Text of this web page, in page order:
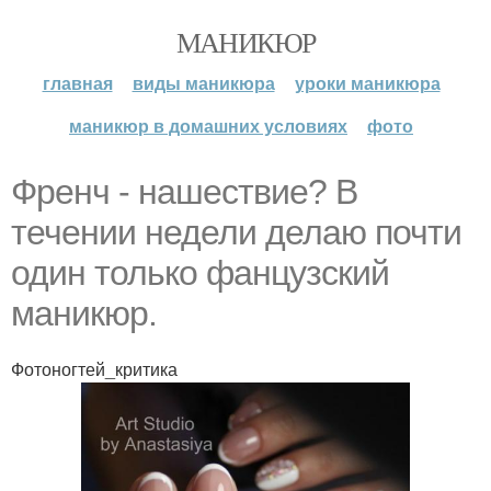
МАНИКЮР
главная виды маникюра
уроки маникюра
маникюр в домашних условиях
фото
Френч - нашествие? В
течении недели делаю почти
один только фанцузский
маникюр.
Фотоногтей_критика